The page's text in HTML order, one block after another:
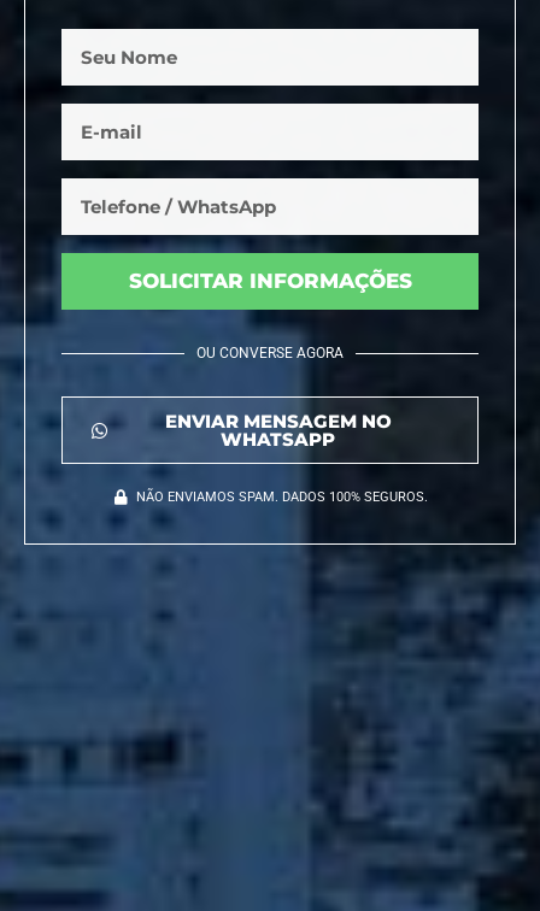
SOLICITAR INFORMAÇÕES
OU CONVERSE AGORA
ENVIAR MENSAGEM NO
WHATSAPP
NÃO ENVIAMOS SPAM. DADOS 100% SEGUROS.